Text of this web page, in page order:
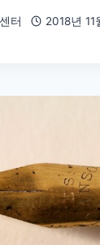
터 2018년 11